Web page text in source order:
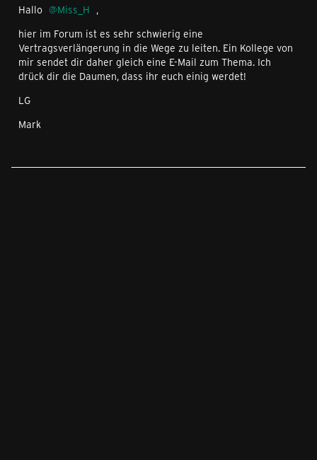
Hallo Miss_H ,
hier im Forum ist es sehr schwierig eine
Vertragsverlängerung in die Wege zu leiten. Ein Kollege von
mir sendet dir daher gleich eine E-Mail zum Thema. Ich
drück dir die Daumen, dass ihr euch einig werdet!
LG
Mark